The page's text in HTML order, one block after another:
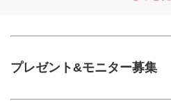
プレゼント&モニター募集